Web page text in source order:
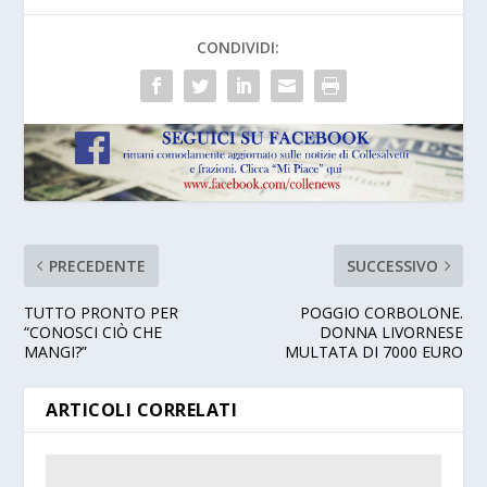
CONDIVIDI:
PRECEDENTE
TUTTO PRONTO PER
“CONOSCI CIÒ CHE
MANGI?”
SUCCESSIVO
POGGIO CORBOLONE.
DONNA LIVORNESE
MULTATA DI 7000 EURO
ARTICOLI CORRELATI